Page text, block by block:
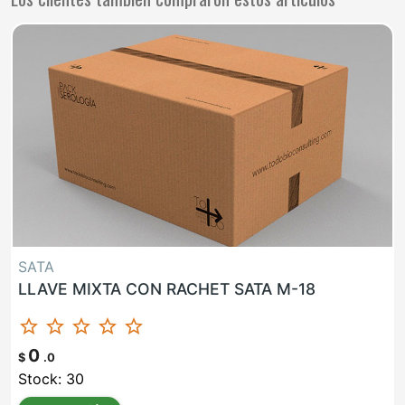
SATA
LLAVE MIXTA CON RACHET SATA M-18
star_border star_border star_border star_border star_border
$ 0 .0
Stock: 30